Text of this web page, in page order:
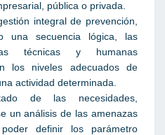
pública o privada.
integral de prevención,
una secuencia lógica, las
técnicas y humanas
los niveles adecuados de
actividad determinada.
de las necesidades,
un análisis de las amenazas
definir los parámetro